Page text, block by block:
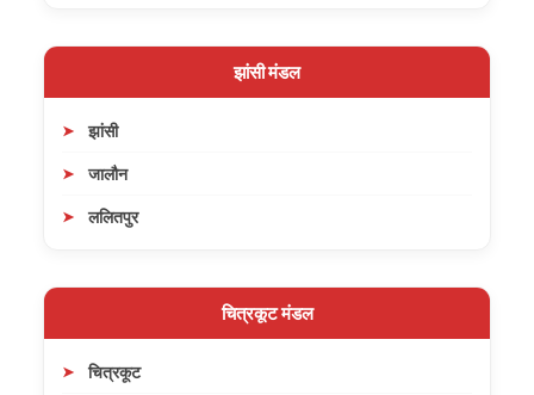
झांसी मंडल
झांसी
जालौन
ललितपुर
चित्रकूट मंडल
चित्रकूट